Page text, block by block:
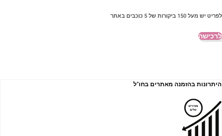
לפריט יש מעל 150 ביקורות של 5 כוכבים באתר
לרכישה
היתרונות בהזמנה מאתרים בחו"ל